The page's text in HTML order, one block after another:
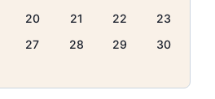
20 21 22
23
27 28 29
30